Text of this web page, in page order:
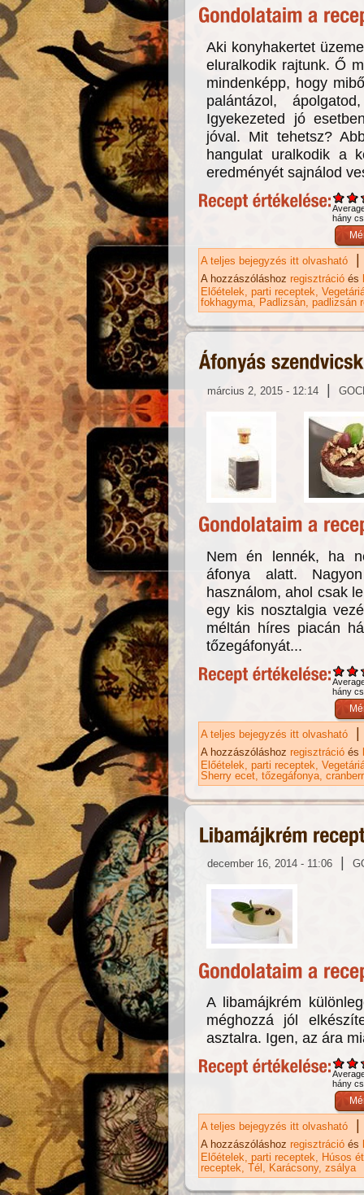
Aki konyhakertet
eluralkodik rajtunk. Ő
mindenképp, hogy
palántázol,
Igyekezeted jó
jóval. Mit tehetsz?
hangulat uralkodik a
eredményét sajnálod
hány
A teljes bejegyzés itt olvasható |
A hozzászóláshoz regisztráció és
Előételek parti receptek
fokhagyma
Padlizsán padlizsán
március 2, 2015 - 12:14 |
Nem én lennék, ha
áfonya alatt.
használom, ahol csak
egy kis nosztalgia
méltán híres piacán
tőzegáfonyát...
hány
A teljes bejegyzés itt olvasható |
A hozzászóláshoz regisztráció és
Előételek parti receptek
Sherry ecet tőzegáfonya
december 16, 2014 - 11:06 |
A libamájkrém
méghozzá jól
asztalra. Igen, az ára
hány
A teljes bejegyzés itt olvasható |
A hozzászóláshoz regisztráció és
Előételek parti receptek
Húsos
receptek Tél Karácsony zsálya